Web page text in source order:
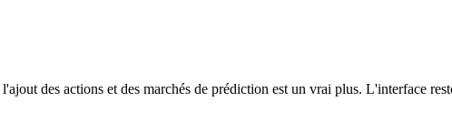
des actions et des marchés de prédiction est un vrai plus. L'interface